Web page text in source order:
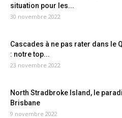
situation pour les...
30 novembre 2022
Cascades à ne pas rater dans le
: notre top...
23 novembre 2022
North Stradbroke Island, le
Brisbane
9 novembre 2022